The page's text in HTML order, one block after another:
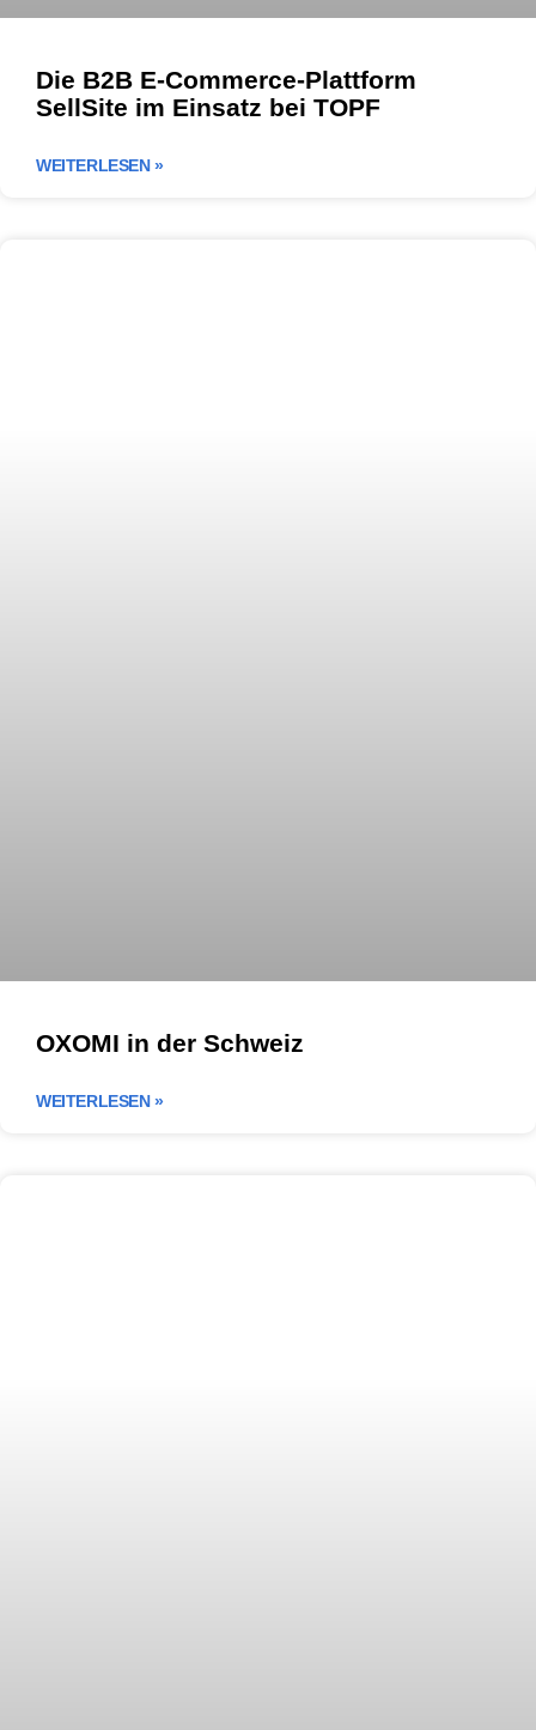
Die B2B E-Commerce-Plattform
SellSite im Einsatz bei TOPF
WEITERLESEN »
OXOMI in der Schweiz
WEITERLESEN »